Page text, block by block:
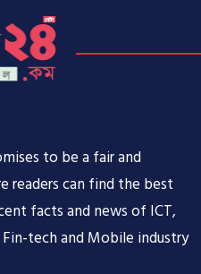
to be a fair and
readers can find the best
facts and news of ICT,
tech and Mobile industry